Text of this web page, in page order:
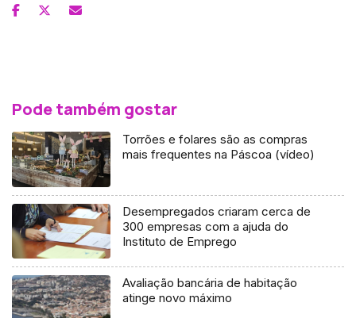
Pode também gostar
Torrões e folares são as compras
mais frequentes na Páscoa (vídeo)
Desempregados criaram cerca de
300 empresas com a ajuda do
Instituto de Emprego
Avaliação bancária de habitação
atinge novo máximo